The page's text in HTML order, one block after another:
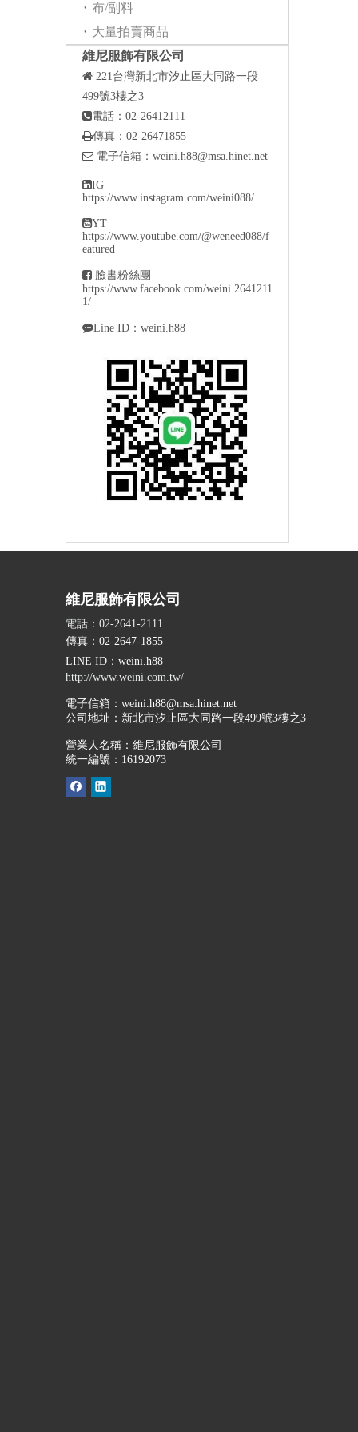
布/副料
大量拍賣商品
維尼服飾有限公司
 221台灣新北市汐止區大同路一段
499號3樓之3
電話：02-26412111
傳真：02-26471855
 電子信箱： weini.h88@msa.hinet.net
IG
https://www.instagram.com/weini088/
YT
https://www.youtube.com/@weneed088/f
eatured
 臉書粉絲團
https://www.facebook.com/weini.2641211
1/
Line ID：weini.h88
維尼服飾有限公司
電話：02-2641-2111
傳真：02-2647-1855
LINE ID ：weini.h88
http://www.weini.com.tw/
電子信箱： weini.h88@msa.hinet.net
公司地址： 新北市汐止區大同路一段499號3樓之3
營業人名稱：維尼服飾有限公司
統一編號：16192073